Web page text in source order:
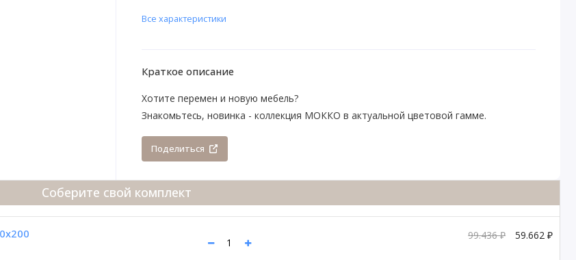
Все характеристики
Краткое описание
Хотите перемен и новую мебель?
Знакомьтесь, новинка - коллекция МОККО в актуальной цветовой гамме.
Поделиться
Соберите свой комплект
99.436 ₽ 59.662 ₽